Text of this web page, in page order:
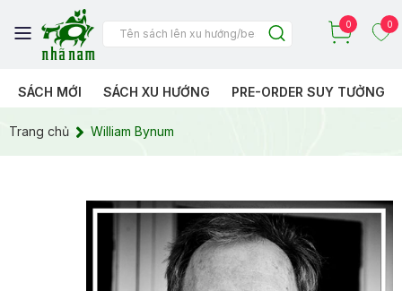
0 0
SÁCH MỚI SÁCH XU HƯỚNG PRE-ORDER SUY TƯỞNG
Trang chủ William Bynum